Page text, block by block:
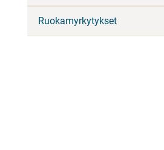
Ruokamyrkytykset